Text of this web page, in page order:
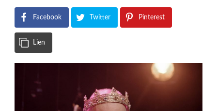
Facebook Twitter Pinterest
Lien